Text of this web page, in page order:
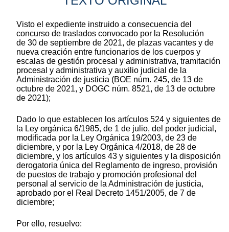
Visto el expediente instruido a consecuencia del
concurso de traslados convocado por la Resolución
de 30 de septiembre de 2021, de plazas vacantes y de
nueva creación entre funcionarios de los cuerpos y
escalas de gestión procesal y administrativa, tramitación
procesal y administrativa y auxilio judicial de la
Administración de justicia (BOE núm. 245, de 13 de
octubre de 2021, y DOGC núm. 8521, de 13 de octubre
de 2021);
Dado lo que establecen los artículos 524 y siguientes de
la Ley orgánica 6/1985, de 1 de julio, del poder judicial,
modificada por la Ley Orgánica 19/2003, de 23 de
diciembre, y por la Ley Orgánica 4/2018, de 28 de
diciembre, y los artículos 43 y siguientes y la disposición
derogatoria única del Reglamento de ingreso, provisión
de puestos de trabajo y promoción profesional del
personal al servicio de la Administración de justicia,
aprobado por el Real Decreto 1451/2005, de 7 de
diciembre;
Por ello, resuelvo: